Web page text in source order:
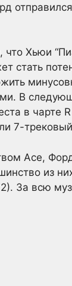
что Хьюи
стать
В
в чарте
7-
Ace,
из
За всю